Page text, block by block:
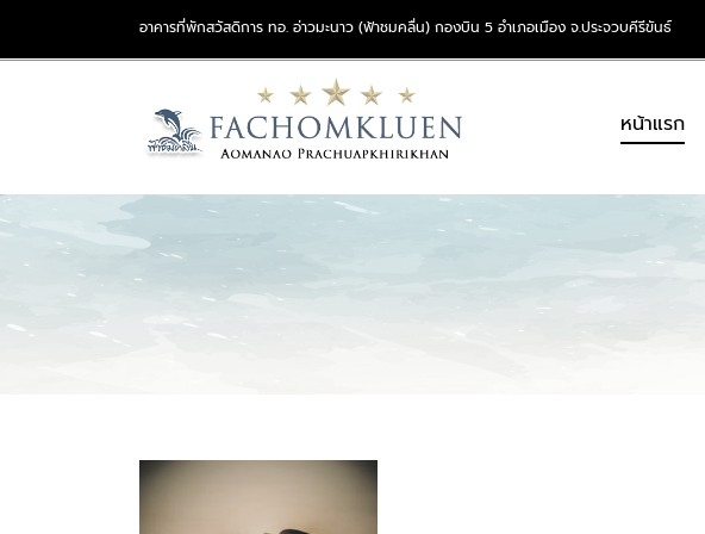
อาคารที่พักสวัสดิการ ทอ. อ่าวมะนาว (ฟ้าชมคลื่น) กองบิน 5 อำเภอเมือง จ.ประจวบคีรีขันธ์
หน้าแรก